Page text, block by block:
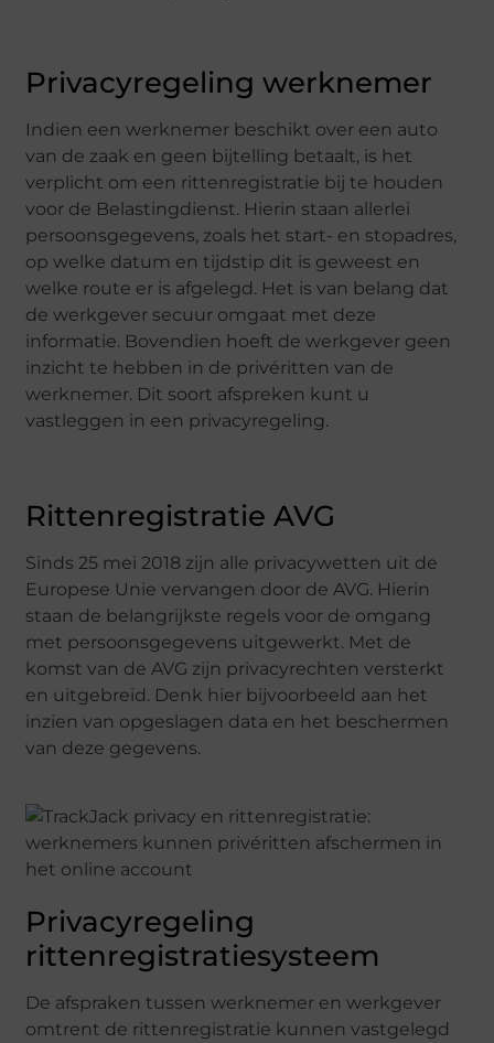
Privacyregeling werknemer
Indien een werknemer beschikt over een auto
van de zaak en geen bijtelling betaalt, is het
verplicht om een rittenregistratie bij te houden
voor de Belastingdienst. Hierin staan allerlei
persoonsgegevens, zoals het start- en stopadres,
op welke datum en tijdstip dit is geweest en
welke route er is afgelegd. Het is van belang dat
de werkgever secuur omgaat met deze
informatie. Bovendien hoeft de werkgever geen
inzicht te hebben in de privéritten van de
werknemer. Dit soort afspreken kunt u
vastleggen in een privacyregeling.
Rittenregistratie AVG
Sinds 25 mei 2018 zijn alle privacywetten uit de
Europese Unie vervangen door de AVG. Hierin
staan de belangrijkste regels voor de omgang
met persoonsgegevens uitgewerkt. Met de
komst van de AVG zijn privacyrechten versterkt
en uitgebreid. Denk hier bijvoorbeeld aan het
inzien van opgeslagen data en het beschermen
van deze gegevens.
Privacyregeling
rittenregistratiesysteem
De afspraken tussen werknemer en werkgever
omtrent de rittenregistratie kunnen vastgelegd